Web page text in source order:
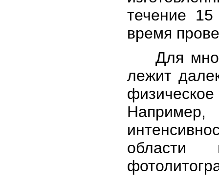
течение
время
Для
лежит
области